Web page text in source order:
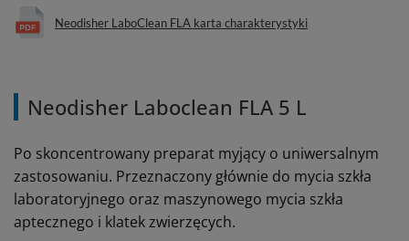
Neodisher LaboClean FLA karta charakterystyki
Neodisher Laboclean FLA 5 L
Po skoncentrowany preparat myjący o uniwersalnym
zastosowaniu. Przeznaczony głównie do mycia szkła
laboratoryjnego oraz maszynowego mycia szkła
aptecznego i klatek zwierzęcych.